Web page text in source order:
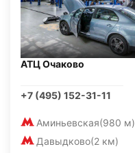
АТЦ Очаково
+7 (495) 152-31-11
Аминьевская(980 м)
Давыдково(2 км)